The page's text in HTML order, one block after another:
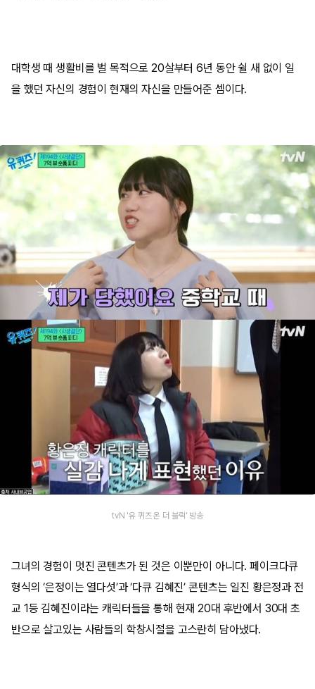
대학생 때 생활비를 벌 목적으로 20살부터 6년 동안 쉴 새 없이 일
을 했던 자신의 경험이 현재의 자신을 만들어준 셈이다.
tvN '유 퀴즈 온 더 블럭' 방송
그녀의 경험이 멋진 콘텐츠가 된 것은 이뿐만이 아니다. 페이크다큐
형식의 ‘은정이는 열다섯’과 ‘다큐 김혜진’ 콘텐츠는 일진 황은정과 전
교 1등 김혜진이라는 캐릭터들을 통해 현재 20대 후반에서 30대 초
반으로 살고있는 사람들의 학창시절을 고스란히 담아냈다.